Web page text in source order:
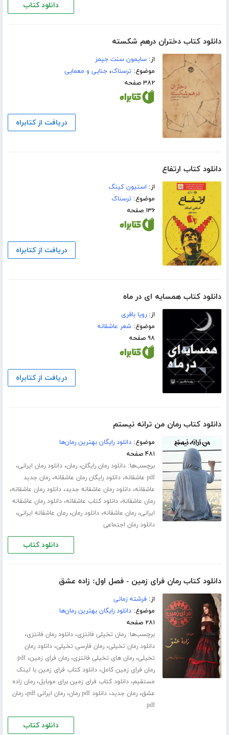
دانلود کتاب
دانلود کتاب دختران درهم شکسته
از:سایمون سنت جیمز
موضوع:ترسناک،جنایی و معمایی
۳۸۲ صفحه
دریافت از کتابراه
دانلود کتاب ارتفاع
از: استیون کینگ
موضوع:ترسناک
۱۳۶ صفحه
دریافت از کتابراه
دانلود کتاب همسایه ای در ماه
از:رویا باقری
موضوع:شعر عاشقانه
۹۸ صفحه
دریافت از کتابراه
دانلود کتاب رمان من ترانه نیستم
موضوع:دانلود رایگان بهترین رمان‌ها
۴۸۱ صفحه
برچسب‌ها:دانلود رمان رایگان،رمان،دانلود رمان ایرانی،
pdf عاشقانه ،دانلود رایگان رمان عاشقانه،رمان جدید
عاشقانه،دانلود رمان عاشقانه جدید،دانلود رمان عاشقانه،
رمان عاشقانه،دانلود کتاب عاشقانه،دانلود رمان عاشقانه
ایرانی،رمان عاشقانه،دانلود رمان،رمان عاشقانه ایرانی،
دانلود رمان اجتماعی
دانلود کتاب
دانلود کتاب رمان فرای زمین - فصل اول: زاده عشق
از:فرشته زمانی
موضوع:دانلود رایگان بهترین رمان‌ها
۲۸۱ صفحه
برچسب‌ها:رمان تخیلی فانتزی،دانلود رمان فانتزی،
دانلود رمان تخیلی،رمان فارسی تخیلی،دانلود رمان
تخیلی،رمان های تخیلی فانتزی،رمان فرای زمین،pdf
رمان فرای زمین کامل،دانلود کتاب فرای زمین با لینک
مستقیم،دانلود کتاب فرای زمین برای موبایل،رمان زاده
عشق،رمان جدید،دانلود pdf رمان ،رمان ایرانی pdf ،رمان
pdf
دانلود کتاب